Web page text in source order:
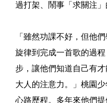
過打架、鬧事「求關注」
「雖然功課不好，但他
旋律到完成一首歌的過
步，讓他們知道自己有
大人的注意力。」桃園
心路歷程。多年來他們